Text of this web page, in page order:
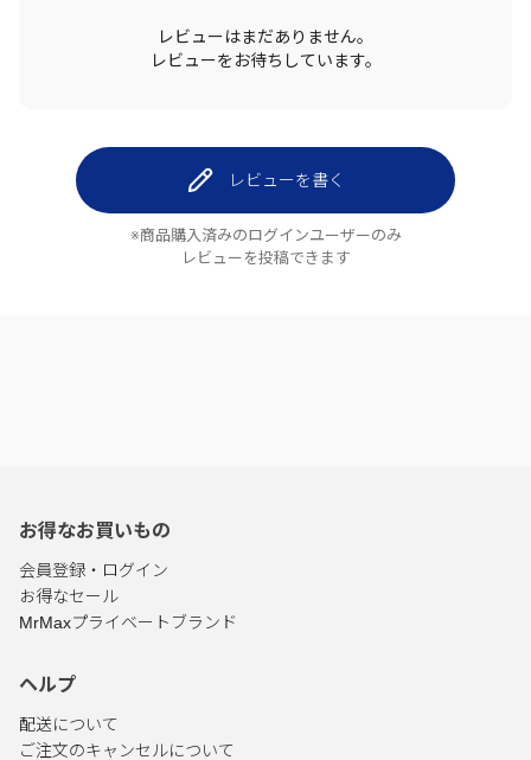
レビューはまだありません。
レビューをお待ちしています。
レビューを書く
※商品購入済みのログインユーザーのみ
レビューを投稿できます
お得なお買いもの
会員登録・ログイン
お得なセール
MrMaxプライベートブランド
ヘルプ
配送について
ご注文のキャンセルについて